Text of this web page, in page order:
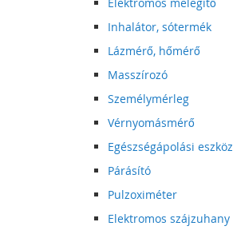
Inhalátor, sótermék
Lázmérő, hőmérő
Masszírozó
Személymérleg
Vérnyomásmérő
Egészségápolási eszköz
Párásító
Pulzoximéter
Elektromos szájzuhany